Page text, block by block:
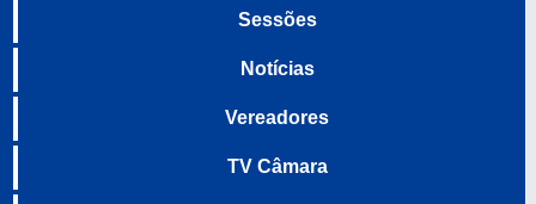
Sessões
Notícias
Vereadores
TV Câmara